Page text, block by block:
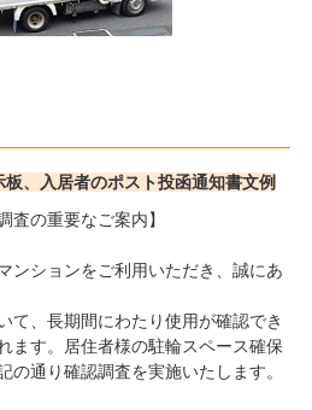
、入居者のポスト投函通知書文例
査の重要なご案内】
ンションをご利用いただき、誠にあ
て、長期間にわたり使用が確認でき
ます。居住者様の駐輪スペース確保
の通り確認調査を実施いたします。